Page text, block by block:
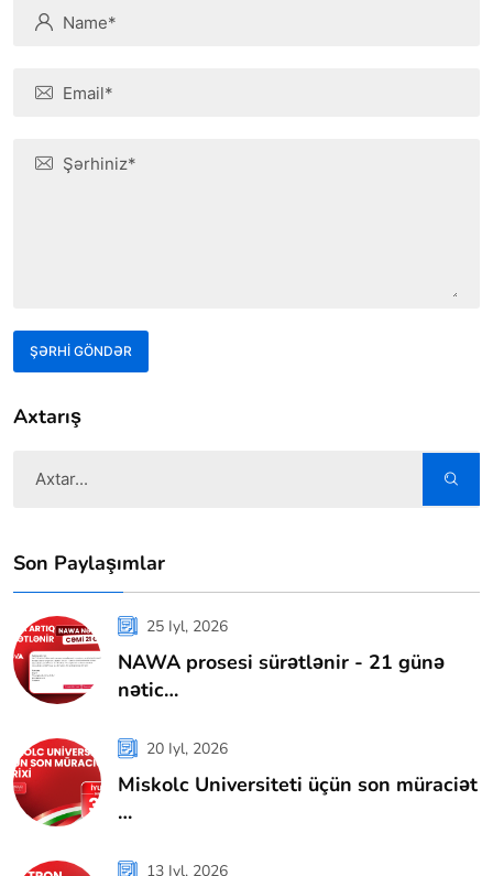
ŞƏRHİ GÖNDƏR
Axtarış
Son Paylaşımlar
25 Iyl, 2026
NAWA prosesi sürətlənir - 21 günə
nətic…
20 Iyl, 2026
Miskolc Universiteti üçün son müraciət
…
13 Iyl, 2026